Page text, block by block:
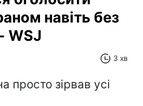
навіть без
WSJ
3 хв
просто зірвав усі